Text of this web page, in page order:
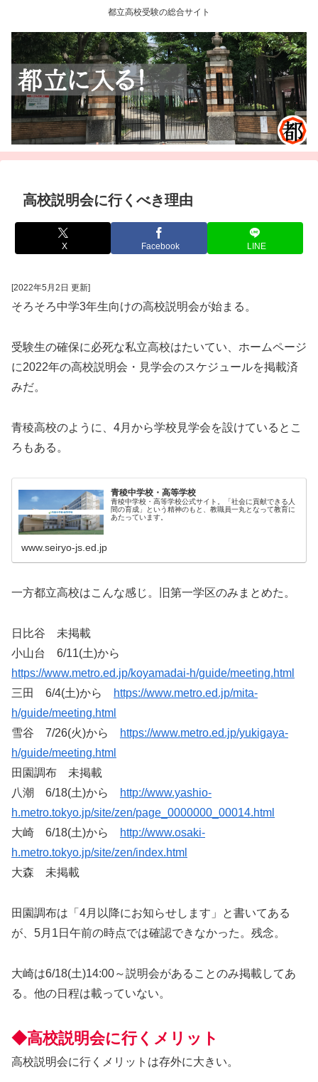
都立高校受験の総合サイト
高校説明会に行くべき理由
X Facebook LINE
[2022年5月2日 更新]
そろそろ中学3年生向けの高校説明会が始まる。
受験生の確保に必死な私立高校はたいてい、ホームページ
に2022年の高校説明会・見学会のスケジュールを掲載済
みだ。
青稜高校のように、4月から学校見学会を設けているとこ
ろもある。
青稜中学校・高等学校
青稜中学校・高等学校公式サイト。「社会に貢献できる人
間の育成」という精神のもと、教職員一丸となって教育に
あたっています。
www.seiryo-js.ed.jp
一方都立高校はこんな感じ。旧第一学区のみまとめた。
日比谷 未掲載
小山台 6/11(土)から
https://www.metro.ed.jp/koyamadai-h/guide/meeting.html
三田 6/4(土)から
https://www.metro.ed.jp/mita-
h/guide/meeting.html
雪谷 7/26(火)から
https://www.metro.ed.jp/yukigaya-
h/guide/meeting.html
田園調布 未掲載
八潮 6/18(土)から
http://www.yashio-
h.metro.tokyo.jp/site/zen/page_0000000_00014.html
大崎 6/18(土)から
http://www.osaki-
h.metro.tokyo.jp/site/zen/index.html
大森 未掲載
田園調布は「4月以降にお知らせします」と書いてある
が、5月1日午前の時点では確認できなかった。残念。
大崎は6/18(土)14:00～説明会があることのみ掲載してあ
る。他の日程は載っていない。
◆高校説明会に行くメリット
高校説明会に行くメリットは存外に大きい。